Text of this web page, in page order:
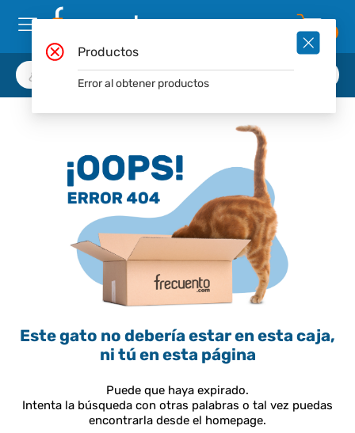
Este gato no debería estar en esta caja,
ni tú en esta página
Puede que haya expirado.
Intenta la búsqueda con otras palabras o tal vez puedas
encontrarla desde el homepage.
Productos
Error al obtener productos